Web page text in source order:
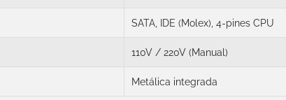
SATA, IDE (Molex), 4-pines CPU
110V / 220V (Manual)
Metálica integrada